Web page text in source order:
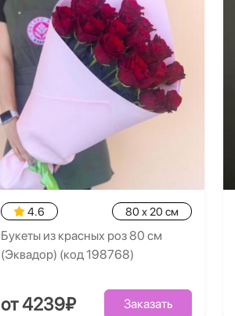
4.6 80 x 20 см
Букеты из красных роз 80 см
(Эквадор) (код 198768)
от 4239₽ Заказать